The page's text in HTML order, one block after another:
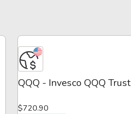
QQQ - Invesco QQQ Trust
$720.90